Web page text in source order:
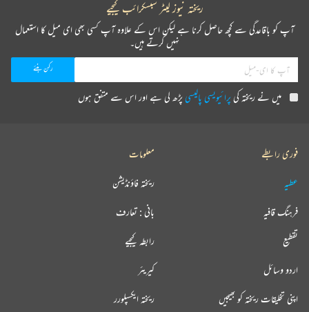
ریختہ نیوز لیٹر سبسکرائب کیجیے
آپ کو باقاعدگی سے کچھ حاصل کرنا ہے لیکن اس کے علاوہ آپ کسی بھی ای میل کا استعمال
نہیں کرتے ہیں۔
میں نے ریختہ کیپرائیویسی پالیسیپڑھ لی ہے اور اس سے متفق ہوں
فوری رابطے
عطیہ
فرہنگ قافیہ
تقطیع
اردو وسائل
اپنی تخلیقات ریختہ کو بھیجیں
معلومات
ریختہ فاؤنڈیشن
بانی : تعارف
رابطہ کیجیے
کیریئر
ریختہ ایکسپلورر